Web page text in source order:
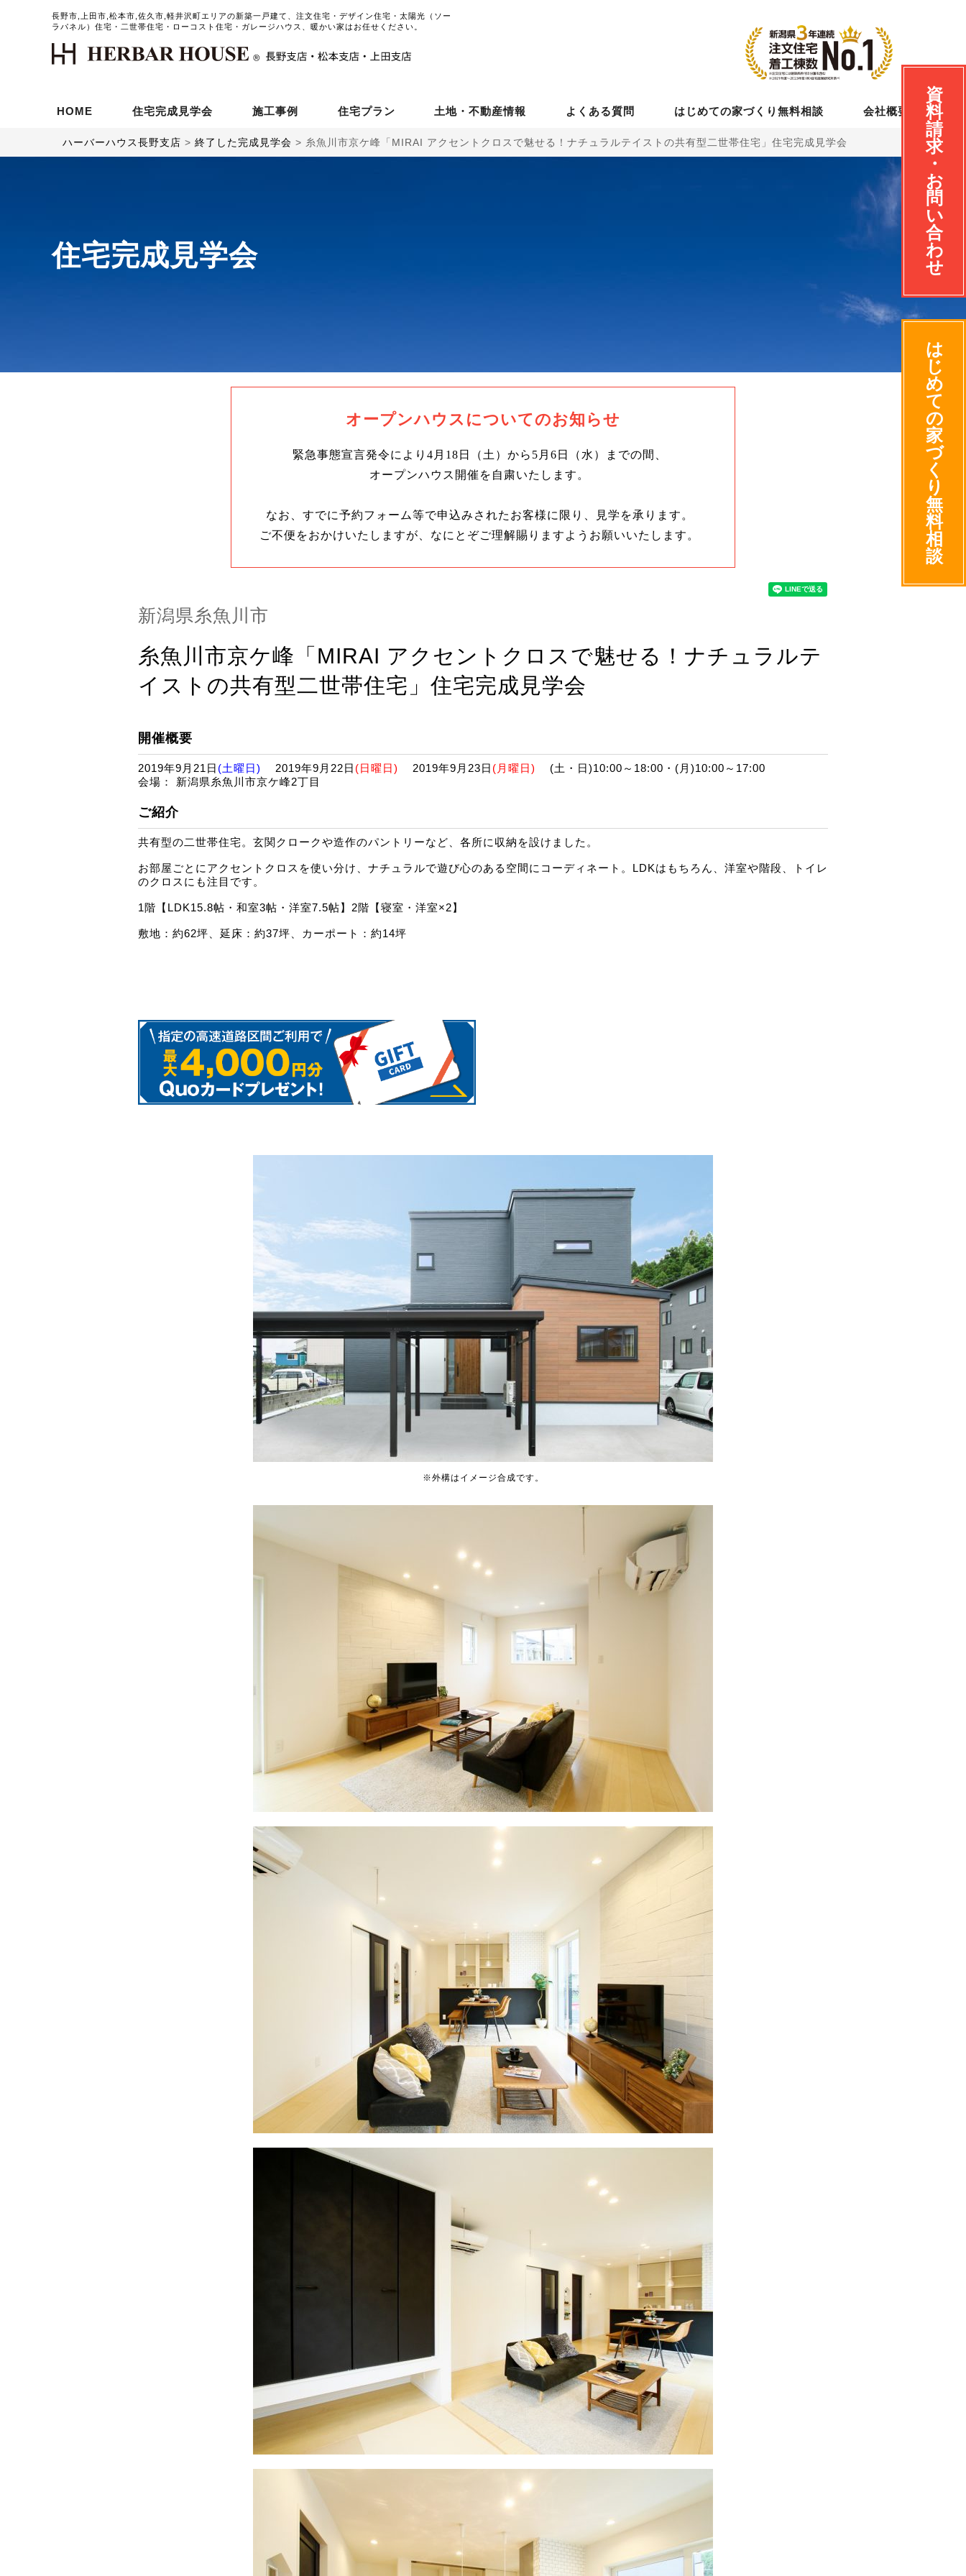
長野市,上田市,松本市,佐久市,軽井沢町エリアの新築一戸建て、注文住宅・デザイン住宅・太陽光（ソー
ラパネル）住宅・二世帯住宅・ローコスト住宅・ガレージハウス、暖かい家はお任せください。
HOME 住宅完成見学会 施工事例 住宅プラン 土地・不動産情報 よくある質問 はじめての家づくり無料相談 会社概要
ハーバーハウス長野支店 > 終了した完成見学会 > 糸魚川市京ケ峰「MIRAI アクセントクロスで魅せる！ナチュラルテイストの共有型二世帯住宅」住宅完成見学会
住宅完成見学会
オープンハウスについてのお知らせ
緊急事態宣言発令により 4月18日（土）から5月6日（水）までの間、
オープンハウス開催を自粛いたします。
なお、すでに予約フォーム等で申込みされたお客様に限り、見学を承ります。
ご不便をおかけいたしますが、なにとぞご理解賜りますようお願いいたします。
新潟県糸魚川市
糸魚川市京ケ峰「MIRAI アクセントクロスで魅せる！ナチュラルテ
イストの共有型二世帯住宅」住宅完成見学会
開催概要
2019年9月21日 (土曜日) 2019年9月22日 (日曜日) 2019年9月23日 (月曜日)
(土・日)10:00～18:00・(月)10:00～17:00
会場： 新潟県糸魚川市京ケ峰2丁目
ご紹介
共有型の二世帯住宅。玄関クロークや造作のパントリーなど、各所に収納を設けました。
お部屋ごとにアクセントクロスを使い分け、ナチュラルで遊び心のある空間にコーディネート。LDKはもちろん、洋室や階段、トイレ
のクロスにも注目です。
1階【LDK15.8帖・和室3帖・洋室7.5帖】2階【寝室・洋室×2】
敷地：約62坪、延床：約37坪、カーポート：約14坪
※外構はイメージ合成です。
資
料
請
求
・
お
問
い
合
わ
せ
は
じ
め
て
の
家
づ
く
り
無
料
相
談